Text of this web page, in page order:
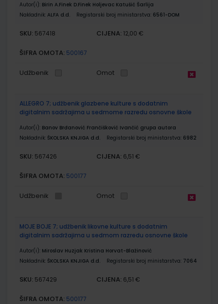
Autor(i): Birin A.Finek D.Finek Holjevac Katušić Šarlija
Nakladnik: ALFA d.d. Registarski broj ministarstva: 6561-DOM
SKU: 567418 CIJENA: 12,00 €
ŠIFRA OMOTA: 500167
Udžbenik Omot
ALLEGRO 7; udžbenik glazbene kulture s dodatnim
digitalnim sadržajima u sedmome razredu osnovne škole
Autor(i): Banov Brđanović Frančišković Ivančić grupa autora
Nakladnik: ŠKOLSKA KNJIGA d.d. Registarski broj ministarstva: 6982
SKU: 567426 CIJENA: 6,51 €
ŠIFRA OMOTA: 500177
Udžbenik Omot
MOJE BOJE 7; udžbenik likovne kulture s dodatnim
digitalnim sadržajima u sedmom razredu osnovne škole
Autor(i): Miroslav Huzjak Kristina Horvat-Blažinović
Nakladnik: ŠKOLSKA KNJIGA d.d. Registarski broj ministarstva: 7064
SKU: 567429 CIJENA: 6,51 €
ŠIFRA OMOTA: 500177